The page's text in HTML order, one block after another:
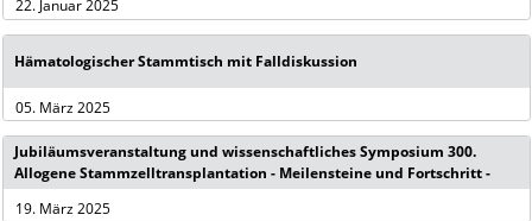
ANMELDUNG HÄMATOLOGISCHER STAMMTISCH 02.09.2026
22. Januar 2025
Hämatologischer Stammtisch mit Falldiskussion
05. März 2025
Jubiläumsveranstaltung und wissenschaftliches Symposium 300.
Allogene Stammzelltransplantation - Meilensteine und Fortschritt -
19. März 2025